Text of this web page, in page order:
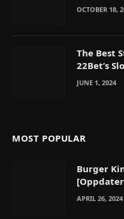
OCTOBER 18,
The Best
22Bet’s
JUNE 1, 2024
MOST POPULAR
Burger
APRIL 26, 2024